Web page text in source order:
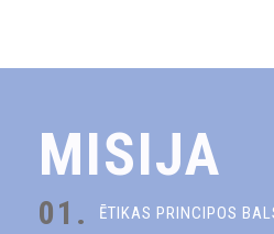
MISIJA
01.
ĒTIKAS PRINCIPOS